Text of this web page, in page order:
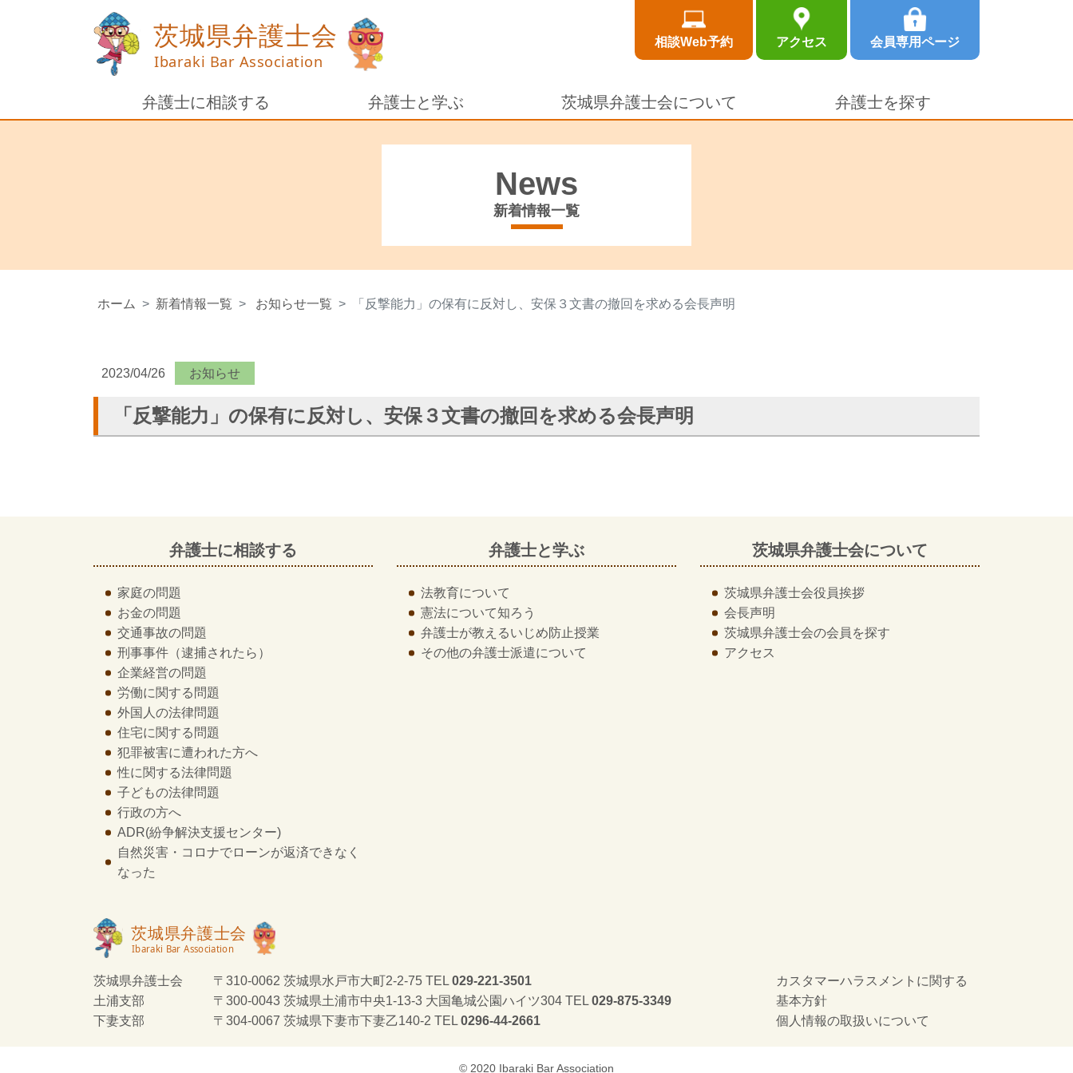
相談Web予約 アクセス 会員専用ページ
弁護士に相談する 弁護士と学ぶ 茨城県弁護士会について 弁護士を探す
News
新着情報一覧
ホーム 新着情報一覧 お知らせ一覧 「反撃能力」の保有に反対し、安保３文書の撤回を求める会長声明
2023/04/26 お知らせ
「反撃能力」の保有に反対し、安保３文書の撤回を求める会長声明
弁護士に相談する
家庭の問題
お金の問題
交通事故の問題
刑事事件 （逮捕されたら）
企業経営の問題
労働に関する問題
外国人の法律問題
住宅に関する問題
犯罪被害に遭われた方へ
性に関する法律問題
子どもの法律問題
行政の方へ
ADR(紛争解決支援センター)
自然災害・コロナでローンが返済できなく
なった
弁護士と学ぶ
法教育について
憲法について知ろう
弁護士が教えるいじめ防止授業
その他の弁護士派遣について
茨城県弁護士会について
茨城県弁護士会役員挨拶
会長声明
茨城県弁護士会の会員を探す
アクセス
茨城県弁護士会 〒310-0062 茨城県水戸市大町2-2-75 TEL 029-221-3501
土浦支部
〒300-0043 茨城県土浦市中央1-13-3 大国亀城公園ハイツ304 TEL 029-875-3349
下妻支部
〒304-0067 茨城県下妻市下妻乙140-2 TEL 0296-44-2661
カスタマーハラスメントに関する
基本方針
個人情報の取扱いについて
© 2020 Ibaraki Bar Association